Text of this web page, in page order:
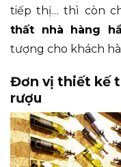
tiếp thị… thì còn
thất nhà hàng
tượng cho khách
Đơn vị thiết kế
rượu